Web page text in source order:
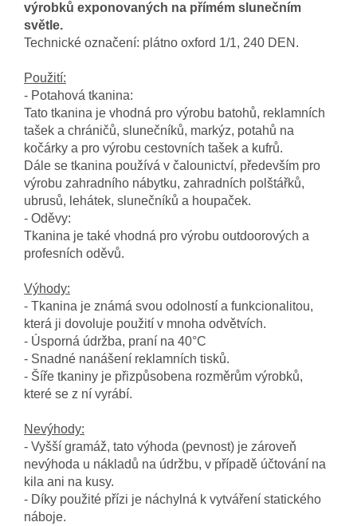
výrobků exponovaných na přímém slunečním
světle.
Technické označení: plátno oxford 1/1, 240 DEN.
Použití:
- Potahová tkanina:
Tato tkanina je vhodná pro výrobu batohů, reklamních
tašek a chráničů, slunečníků, markýz, potahů na
kočárky a pro výrobu cestovních tašek a kufrů.
Dále se tkanina používá v čalounictví, především pro
výrobu zahradního nábytku, zahradních polštářků,
ubrusů, lehátek, slunečníků a houpaček.
- Oděvy:
Tkanina je také vhodná pro výrobu outdoorových a
profesních oděvů.
Výhody:
- Tkanina je známá svou odolností a funkcionalitou,
která ji dovoluje použití v mnoha odvětvích.
- Úsporná údržba, praní na 40°C
- Snadné nanášení reklamních tisků.
- Šíře tkaniny je přizpůsobena rozměrům výrobků,
které se z ní vyrábí.
Nevýhody:
- Vyšší gramáž, tato výhoda (pevnost) je zároveň
nevýhoda u nákladů na údržbu, v případě účtování na
kila ani na kusy.
- Díky použité přízi je náchylná k vytváření statického
náboje.